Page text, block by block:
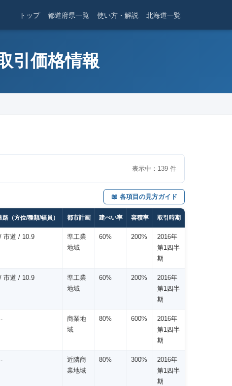
トップ 都道府県一覧 使い方・解説 北海道一覧
引価格情報
表示中： 139 件
📖 各項目の見方ガイド
路（方位/種類/幅員） 都市計画 建ぺい率 容積率 取引時期
市道 / 10.9
準工業
地域
60% 200%
2016年
第1四半
期
市道 / 10.9
準工業
地域
60% 200%
2016年
第1四半
期
商業地
域
80% 600%
2016年
第1四半
期
近隣商
業地域
80% 300%
2016年
第1四半
期